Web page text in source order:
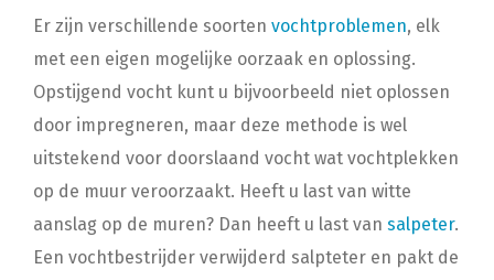
Er zijn verschillende soorten vochtproblemen, elk
met een eigen mogelijke oorzaak en oplossing.
Opstijgend vocht kunt u bijvoorbeeld niet oplossen
door impregneren, maar deze methode is wel
uitstekend voor doorslaand vocht wat vochtplekken
op de muur veroorzaakt. Heeft u last van witte
aanslag op de muren? Dan heeft u last van salpeter.
Een vochtbestrijder verwijderd salpteter en pakt de